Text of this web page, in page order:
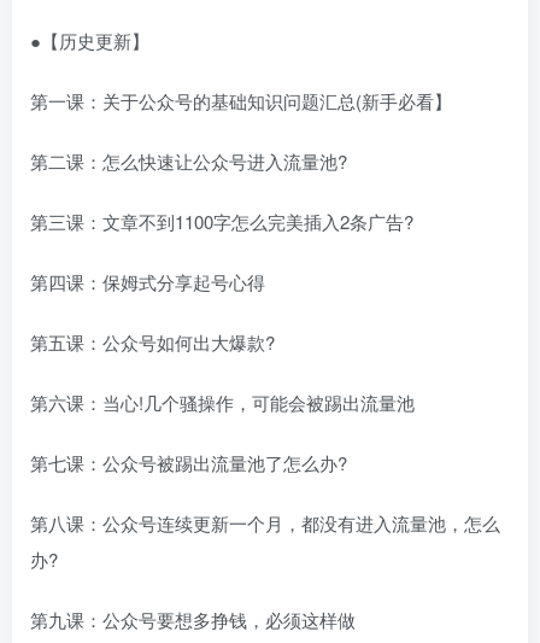
●【历史更新】
第一课：关于公众号的基础知识问题汇总(新手必看】
第二课：怎么快速让公众号进入流量池?
第三课：文章不到1100字怎么完美插入2条广告?
第四课：保姆式分享起号心得
第五课：公众号如何出大爆款?
第六课：当心!几个骚操作，可能会被踢出流量池
第七课：公众号被踢出流量池了怎么办?
第八课：公众号连续更新一个月，都没有进入流量池，怎么
办?
第九课：公众号要想多挣钱，必须这样做